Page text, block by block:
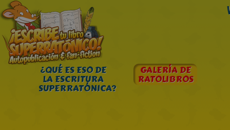
¿QUÉ ES ESO DE
LA ESCRITURA
SUPERRATÓNICA?
GALERÍA DE
RATOLIBROS